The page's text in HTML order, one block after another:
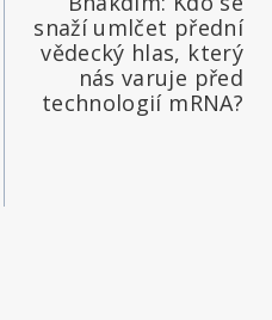
snaží umlčet přední
vědecký hlas, který
nás varuje před
technologií mRNA?